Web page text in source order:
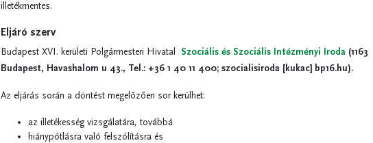
illetékmentes.
Eljáró szerv
Budapest XVI. kerületi Polgármesteri Hivatal Szociális és Szociális Intézményi Iroda (1163
Budapest, Havashalom u 43., Tel.: +36 1 40 11 400; szocialisiroda [kukac] bp16.hu).
Az eljárás során a döntést megelőzően sor kerülhet:
az illetékesség vizsgálatára, továbbá
hiánypótlásra való felszólításra és